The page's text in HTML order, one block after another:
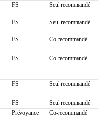
FS Seul recommandé
FS Seul recommandé
FS Co-recommandé
FS Co-recommandé
FS Seul recommandé
FS
Seul recommandé
Prévoyance Co-recommandé